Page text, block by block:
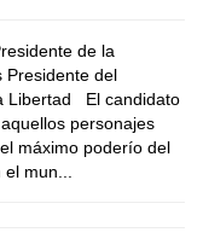
de la
Presidente del
Libertad El candidato
personajes
máximo poderío del
mun...